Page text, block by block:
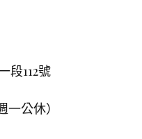
段112號
公休）